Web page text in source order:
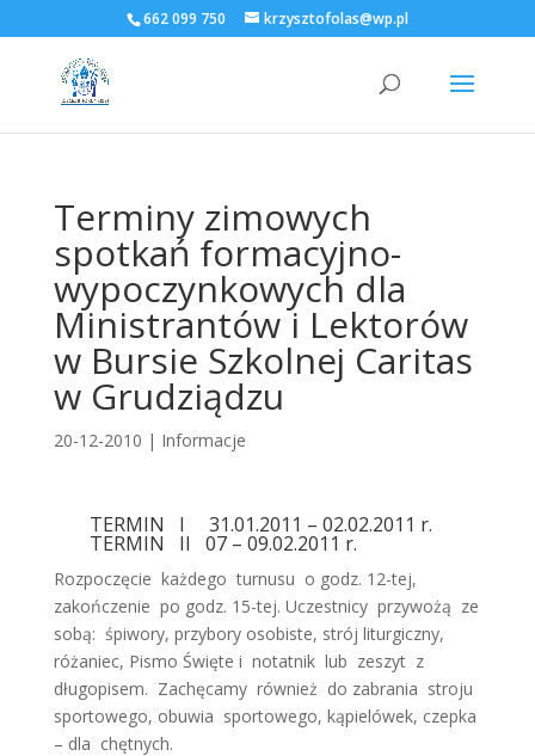
662 099 750 krzysztofolas@wp.pl
Terminy zimowych
spotkań formacyjno-
wypoczynkowych dla
Ministrantów i Lektorów
w Bursie Szkolnej Caritas
w Grudziądzu
20-12-2010 | Informacje
TERMIN I 31.01.2011 – 02.02.2011 r.
TERMIN II 07 – 09.02.2011 r.
Rozpoczęcie każdego turnusu o godz. 12-tej,
zakończenie po godz. 15-tej. Uczestnicy przywożą ze
sobą: śpiwory, przybory osobiste, strój liturgiczny,
różaniec, Pismo Święte i notatnik lub zeszyt z
długopisem. Zachęcamy również do zabrania stroju
sportowego, obuwia sportowego, kąpielówek, czepka
– dla chętnych.